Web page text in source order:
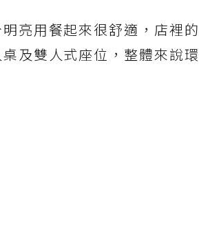
亮用餐起來很舒適，店裡的
及雙人式座位，整體來說環